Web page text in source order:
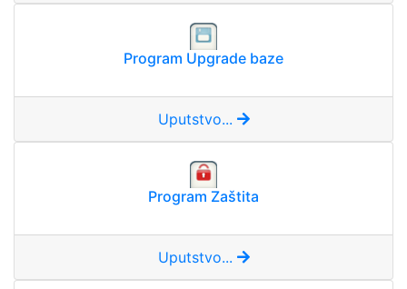
Program Upgrade baze
Uputstvo...
Program Zaštita
Uputstvo...